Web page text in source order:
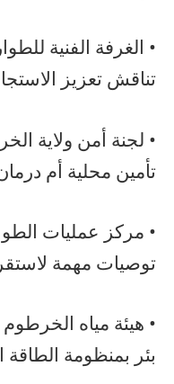
• الغرفة الفنية
تناقش تعزيز
• لجنة أمن ولاية
تأمين محلية أم
• مركز عمليات
توصيات مهمة
بئر بمنظومة